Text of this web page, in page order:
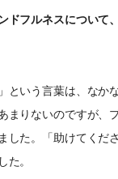
フルネスについて
という言葉は、なか
まりないのですが、
した。「助けてくだ
た。